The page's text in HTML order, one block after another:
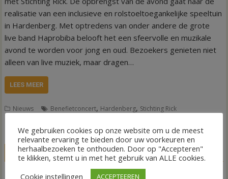
realisatie van een inclusieve en rolstoeltoegankelijke speeltuin
in Hardenberg. Met optredens van onder andere de grote
live band Haprobiba belooft het een sfeervolle en muzikale
avond te worden voor jong en oud. Bezoekers genieten niet
alleen van live muziek, maar dragen…
LEES MEER
Nieuws Benefietconcert, Hardenberg, Stichting Rick
LIVE
We gebruiken cookies op onze website om u de meest
relevante ervaring te bieden door uw voorkeuren en
herhaalbezoeken te onthouden. Door op "Accepteren"
te klikken, stemt u in met het gebruik van ALLE cookies.
Cookie instellingen
ACCEPTEEREN